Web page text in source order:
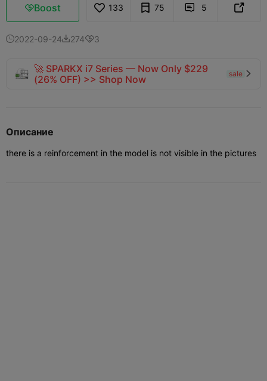
Boost 133 75  5 
2022-09-242743
🚀 SPARKX i7 Series — Now Only $229
(26% OFF) >> Shop Now
sale 
Описание
there is a reinforcement in the model is not visible in the pictures